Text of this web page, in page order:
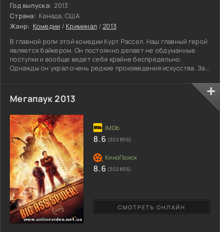
Год выпуска: 2013
Страна: Канада, США
Жанр: Комедии / Криминал /2013
В главной роли этой комедии Курт Рассел. Наш главный герой
является байкером. Он постоянно делает не обдуманные
поступки и вообще ведет себя крайне беспредельно.
Однажды он украл очень редкие произведения искусства. За
«ассом». Но в какой-то момент, ему надоедает его
преступная жизнь и он решает с ней попрощаться и стать
примерным семьянином. Он хочет, чтобы у него наконец
кража,
Мегапаук 2013
СМОТРЕТЬ ОНЛАЙН
8.6 (302 856)
8.6 (302 856)